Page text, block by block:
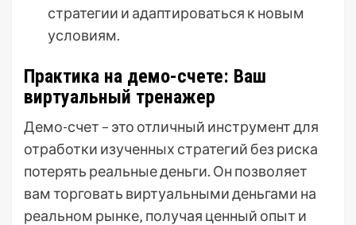
стратегии и адаптироваться к новым
условиям.
Практика на демо-счете: Ваш
виртуальный тренажер
Демо-счет – это отличный инструмент для
отработки изученных стратегий без риска
потерять реальные деньги. Он позволяет
вам торговать виртуальными деньгами на
реальном рынке‚ получая ценный опыт и